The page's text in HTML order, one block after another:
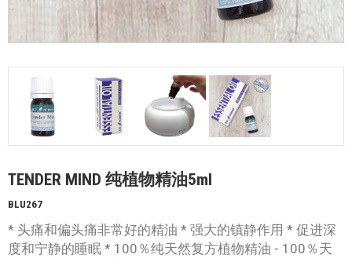
TENDER MIND 纯植物精油5ml
BLU267
* 头痛和偏头痛非常好的精油 * 强大的镇静作用 * 促进深
度和宁静的睡眠 * 100％纯天然复方植物精油 - 100％天